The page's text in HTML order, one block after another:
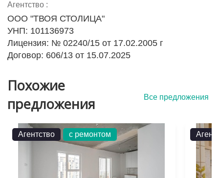
Агентство :
ООО "ТВОЯ СТОЛИЦА"
УНП: 101136973
Лицензия: № 02240/15 от 17.02.2005 г
Договор: 606/13 от 15.07.2025
Похожие
предложения
Все предложения
Агентство с ремонтом